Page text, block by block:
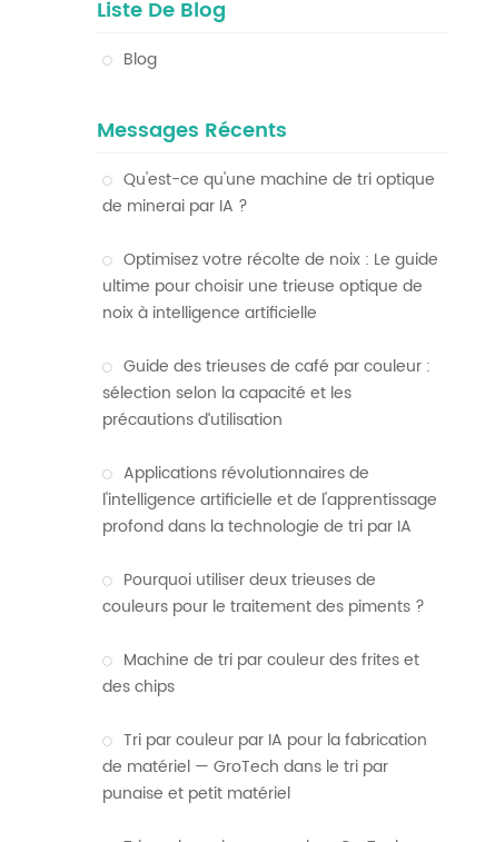
Liste De Blog
Blog
Messages Récents
Qu'est-ce qu'une machine de tri optique
de minerai par IA ?
Optimisez votre récolte de noix : Le guide
ultime pour choisir une trieuse optique de
noix à intelligence artificielle
Guide des trieuses de café par couleur :
sélection selon la capacité et les
précautions d’utilisation
Applications révolutionnaires de
l'intelligence artificielle et de l'apprentissage
profond dans la technologie de tri par IA
Pourquoi utiliser deux trieuses de
couleurs pour le traitement des piments ?
Machine de tri par couleur des frites et
des chips
Tri par couleur par IA pour la fabrication
de matériel — GroTech dans le tri par
punaise et petit matériel